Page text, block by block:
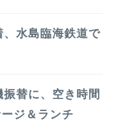
水島臨海鉄道で
替に、空き時間
ジ＆ランチ